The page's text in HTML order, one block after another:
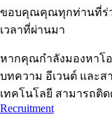
ขอบคุณคุณทุกท่านที่ร่ว
เวลาที่ผ่านมา
หากคุณกำลังมองหาโ
บทความ อีเวนต์ และส
เทคโนโลยี สามารถติ
Recruitment